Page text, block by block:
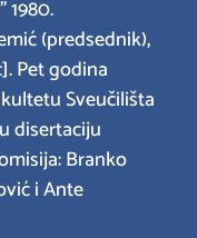
1980.
(predsednik),
Pet godina
Sveučilišta
disertaciju
Branko
i Ante